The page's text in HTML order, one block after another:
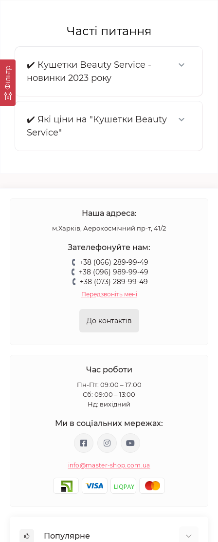
Фільтр
Часті питання
✔️ Кушетки Beauty Service -
новинки 2023 року
✔️ Які ціни на "Кушетки Beauty
Service"
Наша адреса:
м.Харків, Аерокосмічний пр-т, 41/2
Зателефонуйте нам:
+38 (066) 289-99-49
+38 (096) 989-99-49
+38 (073) 289-99-49
Передзвоніть мені
До контактів
Час роботи
Пн-Пт: 09:00 – 17:00
Сб: 09:00 – 13:00
Нд: вихідний
Ми в соціальних мережах:
info@master-shop.com.ua
Популярне